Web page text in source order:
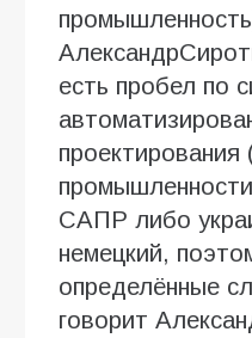
есть пробел по
САПР либо
немецкий,
определённые
говорит